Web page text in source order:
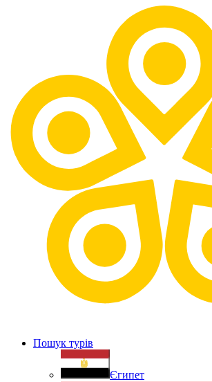
Пошук турів
Єгипет